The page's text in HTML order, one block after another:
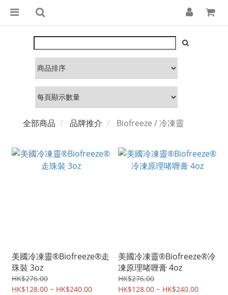
全部商品 品牌推介 Biofreeze / 冷凍靈
美國冷凍靈®Biofreeze®走
珠裝 3oz
HK$276.00
HK$128.00 ~ HK$240.00
美國冷凍靈®Biofreeze®冷
凍原理啫喱膏 4oz
HK$276.00
HK$128.00 ~ HK$240.00